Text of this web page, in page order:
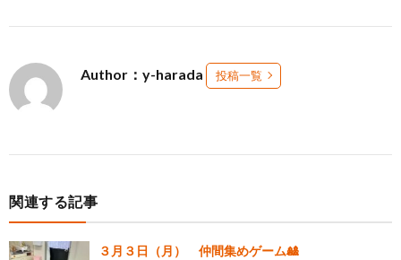
Author：y-harada 投稿一覧
関連する記事
３月３日（月） 仲間集めゲーム🎎